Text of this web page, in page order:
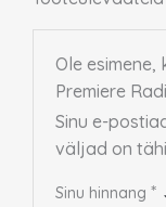
Ole
Premiere
Sinu e-
väljad on
Sinu hinnang*